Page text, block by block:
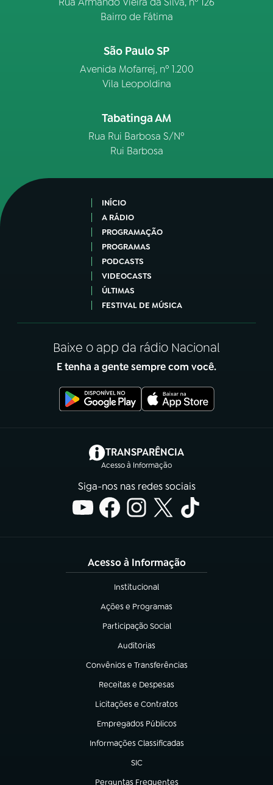
Bairro de Fátima
São Paulo SP
Avenida Mofarrej, nº 1.200
Vila Leopoldina
Tabatinga AM
Rua Rui Barbosa S/Nº
Rui Barbosa
INÍCIO
A RÁDIO
PROGRAMAÇÃO
PROGRAMAS
PODCASTS
VIDEOCASTS
ÚLTIMAS
FESTIVAL DE MÚSICA
Baixe o app da rádio Nacional
E tenha a gente sempre com você.
TRANSPARÊNCIA
Acesso à Informação
(abre em nova aba)
Siga-nos nas redes sociais
Acesso à Informação
Institucional
(abre em nova aba)
Ações e Programas
(abre em nova aba)
Participação Social
(abre em nova aba)
Auditorias
(abre em nova aba)
Convênios e Transferências
(abre em nova aba)
Receitas e Despesas
(abre em nova aba)
Licitações e Contratos
(abre em nova aba)
Empregados Públicos
(abre em nova aba)
Informações Classificadas
(abre em nova aba)
SIC
(abre em nova aba)
Perguntas Frequentes